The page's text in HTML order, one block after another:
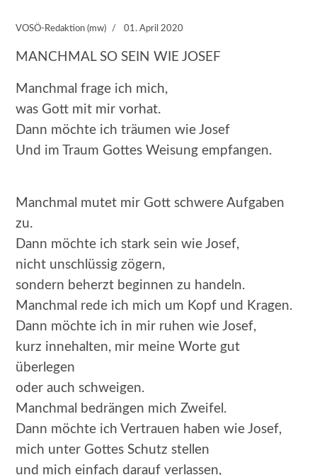
VOSÖ-Redaktion (mw) 01. April 2020
MANCHMAL SO SEIN WIE JOSEF
Manchmal frage ich mich,
was Gott mit mir vorhat.
Dann möchte ich träumen wie Josef
Und im Traum Gottes Weisung empfangen.
Manchmal mutet mir Gott schwere Aufgaben
zu.
Dann möchte ich stark sein wie Josef,
nicht unschlüssig zögern,
sondern beherzt beginnen zu handeln.
Manchmal rede ich mich um Kopf und Kragen.
Dann möchte ich in mir ruhen wie Josef,
kurz innehalten, mir meine Worte gut
überlegen
oder auch schweigen.
Manchmal bedrängen mich Zweifel.
Dann möchte ich Vertrauen haben wie Josef,
mich unter Gottes Schutz stellen
und mich einfach darauf verlassen,